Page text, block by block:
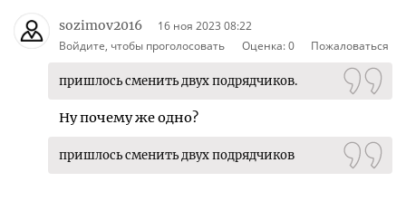
sozimov2016
16 ноя 2023 08:22
Войдите, чтобы проголосовать
Оценка:0 Пожаловаться
пришлось сменить двух подрядчиков.
Ну почему же одно?
пришлось сменить двух подрядчиков